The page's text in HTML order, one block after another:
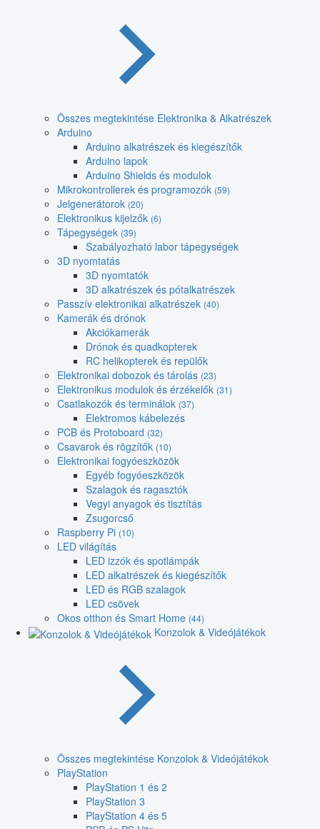
Összes megtekintése Elektronika & Alkatrészek
Arduino
Arduino alkatrészek és kiegészítők
Arduino lapok
Arduino Shields és modulok
Mikrokontrollerek és programozók (59)
Jelgenerátorok (20)
Elektronikus kijelzők (6)
Tápegységek (39)
Szabályozható labor tápegységek
3D nyomtatás
3D nyomtatók
3D alkatrészek és pótalkatrészek
Passzív elektronikai alkatrészek (40)
Kamerák és drónok
Akciókamerák
Drónok és quadkopterek
RC helikopterek és repülők
Elektronikai dobozok és tárolás (23)
Elektronikus modulok és érzékelők (31)
Csatlakozók és terminálok (37)
Elektromos kábelezés
PCB és Protoboard (32)
Csavarok és rögzítők (10)
Elektronikai fogyóeszközök
Egyéb fogyóeszközök
Szalagok és ragasztók
Vegyi anyagok és tisztítás
Zsugorcső
Raspberry Pi (10)
LED világítás
LED izzók és spotlámpák
LED alkatrészek és kiegészítők
LED és RGB szalagok
LED csövek
Okos otthon és Smart Home (44)
Konzolok & Videójátékok
Összes megtekintése Konzolok & Videójátékok
PlayStation
PlayStation 1 és 2
PlayStation 3
PlayStation 4 és 5